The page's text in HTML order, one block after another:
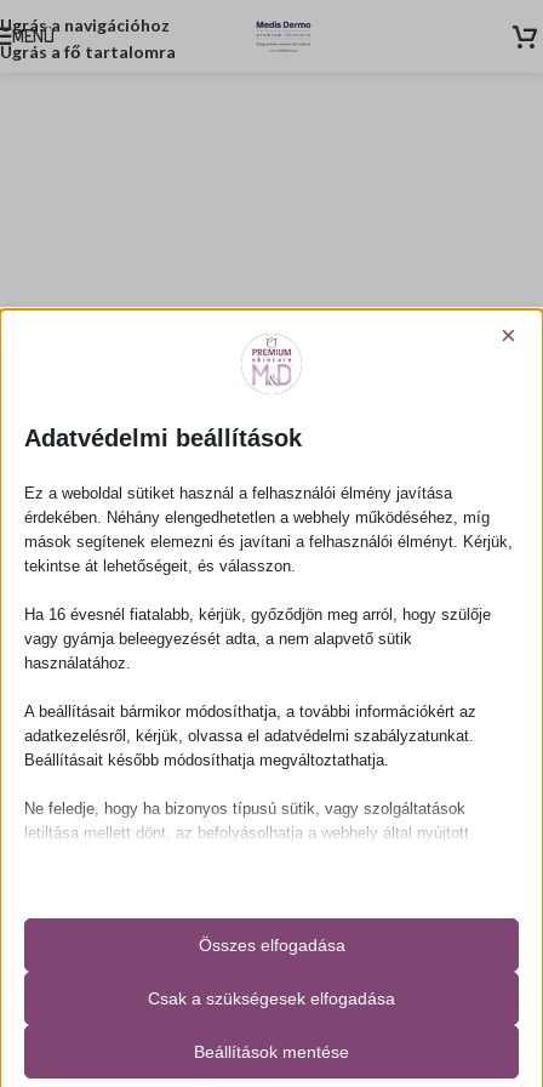
Ugrás a navigációhoz
Ugrás a fő tartalomra
MENÜ
ÚJ
Timeless C + Niacinamide
Serum 30 ml
15 000 Ft
Skin Balance Elixir 30 ml
Sensual Renewal Oil Pure
Adatvédelmi beállítások
×
Ez a weboldal sütiket használ a felhasználói élmény javítása
érdekében. Néhány elengedhetetlen a webhely működéséhez, míg
mások segítenek elemezni és javítani a felhasználói élményt. Kérjük,
tekintse át lehetőségeit, és válasszon.
Ha 16 évesnél fiatalabb, kérjük, győződjön meg arról, hogy szülője
vagy gyámja beleegyezését adta, a nem alapvető sütik
használatához.
A beállításait bármikor módosíthatja, a további információkért az
adatkezelésről, kérjük, olvassa el adatvédelmi szabályzatunkat.
Beállításait később módosíthatja megváltoztathatja.
Ne feledje, hogy ha bizonyos típusú sütik, vagy szolgáltatások
letiltása mellett dönt, az befolyásolhatja a webhely által nyújtott
Alapvető
Az alapvető sütik és szolgáltatások biztosítják az oldal megfelelő
működéséhez. Ezek a sütik és szolgáltatások a GDPR szerint nem
igénylik a felhasználó hozzájárulását.
pys_session_entry_referrer
Összes elfogadása
Csak a szükségesek elfogadása
Beállítások mentése